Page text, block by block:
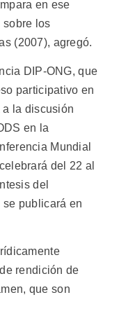
en ese
sobre los
(2007), agregó.
DIP-ONG, que
participativo en
a la discusión
en la
Mundial
del 22 al
del
publicará en
rendición de
que son